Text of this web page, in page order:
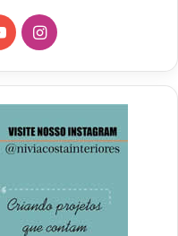
YouTubeInstagram